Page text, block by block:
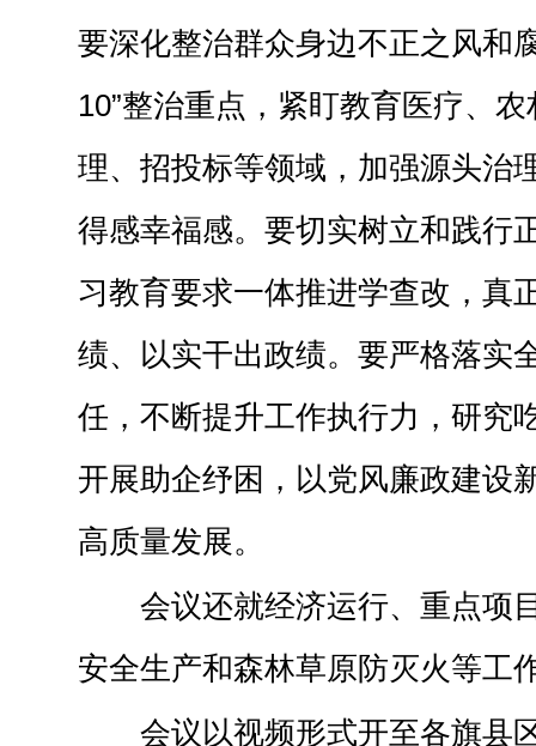
要深化整治群众身边不正之风和
10”整治重点，紧盯教育医疗、农
理、招投标等领域，加强源头治
得感幸福感。要切实树立和践行
习教育要求一体推进学查改，真
绩、以实干出政绩。要严格落实
任，不断提升工作执行力，研究
开展助企纾困，以党风廉政建设
高质量发展。
会议还就经济运行、重点项
安全生产和森林草原防灭火等工
会议以视频形式开至各旗县